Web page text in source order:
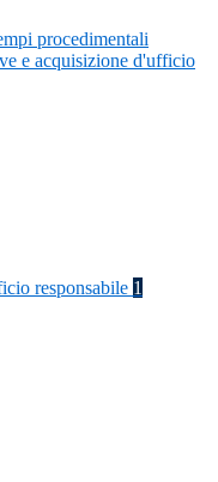
procedimentali
e acquisizione d'ufficio
responsabile 1